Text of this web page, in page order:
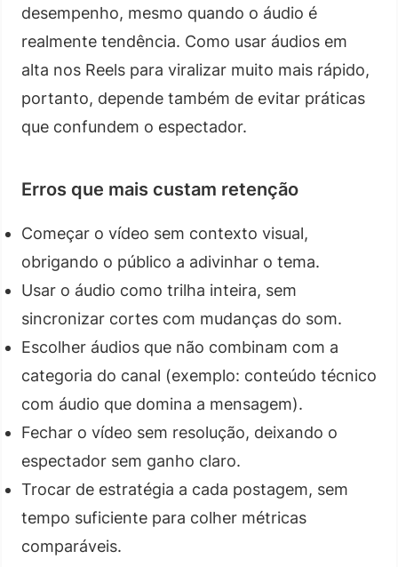
desempenho, mesmo quando o áudio é
realmente tendência. Como usar áudios em
alta nos Reels para viralizar muito mais rápido,
portanto, depende também de evitar práticas
que confundem o espectador.
Erros que mais custam retenção
Começar o vídeo sem contexto visual,
obrigando o público a adivinhar o tema.
Usar o áudio como trilha inteira, sem
sincronizar cortes com mudanças do som.
Escolher áudios que não combinam com a
categoria do canal (exemplo: conteúdo técnico
com áudio que domina a mensagem).
Fechar o vídeo sem resolução, deixando o
espectador sem ganho claro.
Trocar de estratégia a cada postagem, sem
tempo suficiente para colher métricas
comparáveis.